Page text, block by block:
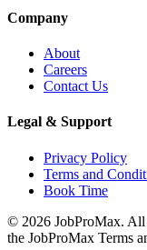
Company
About
Careers
Contact Us
Legal & Support
Privacy Policy
Terms and
Book Time
© 2026 JobProMax. All
the JobProMax Terms